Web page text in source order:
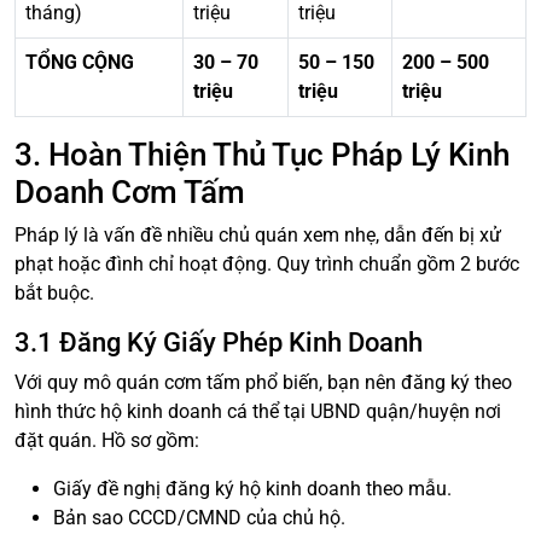
tháng)
triệu
triệu
TỔNG CỘNG
30 – 70
triệu
50 – 150
triệu
200 – 500
triệu
3. Hoàn Thiện Thủ Tục Pháp Lý Kinh
Doanh Cơm Tấm
Pháp lý là vấn đề nhiều chủ quán xem nhẹ, dẫn đến bị xử
phạt hoặc đình chỉ hoạt động. Quy trình chuẩn gồm 2 bước
bắt buộc.
3.1 Đăng Ký Giấy Phép Kinh Doanh
Với quy mô quán cơm tấm phổ biến, bạn nên đăng ký theo
hình thức hộ kinh doanh cá thể tại UBND quận/huyện nơi
đặt quán. Hồ sơ gồm:
Giấy đề nghị đăng ký hộ kinh doanh theo mẫu.
Bản sao CCCD/CMND của chủ hộ.